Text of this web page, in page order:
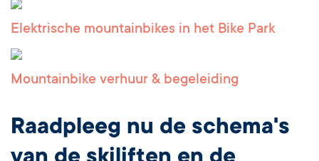
Elektrische mountainbikes in het Bike Park
Mountainbike verhuur & begeleiding
Raadpleeg nu de schema's